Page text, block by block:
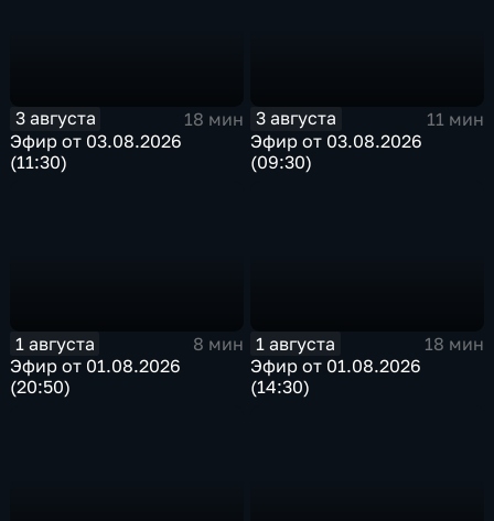
3 августа
18 мин
Эфир от 03.08.2026
(11:30)
3 августа
11 мин
Эфир от 03.08.2026
(09:30)
1 августа
8 мин
Эфир от 01.08.2026
(20:50)
1 августа
18 мин
Эфир от 01.08.2026
(14:30)